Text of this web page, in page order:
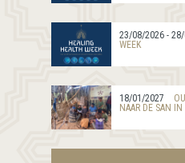
23/08/2026 -
WEEK
18/01/2027
NAAR DE SAN